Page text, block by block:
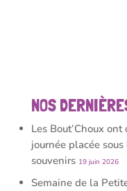
NOS
Les Bout’Choux
journée placée
souvenirs 19 juin 2026
Semaine de la